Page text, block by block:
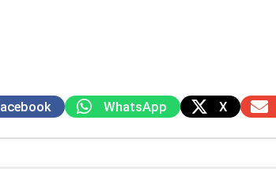
WhatsApp X